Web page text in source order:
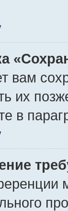
вам
их
в